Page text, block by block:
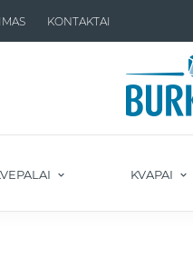
KONTAKTAI
KVAPAI